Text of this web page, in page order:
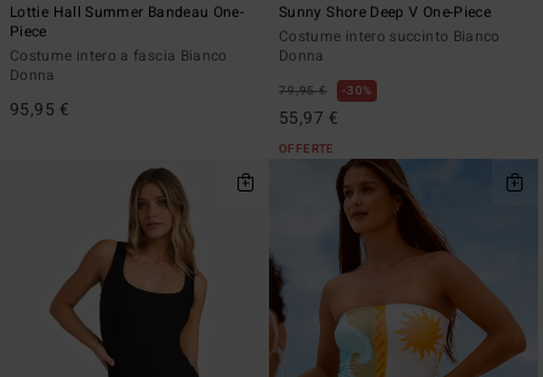
Lottie Hall Summer Bandeau One-
Piece
Costume intero a fascia Bianco
Donna
95,95 €
Sunny Shore Deep V One-Piece
Costume intero succinto Bianco
Donna
79,95 € 30%
55,97 €
OFFERTE